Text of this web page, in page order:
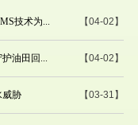
【04-02】
技术为...
【04-02】
油田回...
【03-31】
威胁